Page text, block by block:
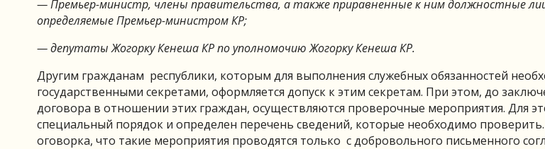
— Премьер-министр, члены правительства, а также приравненные к ним должностные
определяемые Премьер-министром КР;
— депутаты Жогорку Кенеша КР по уполномочию Жогорку Кенеша КР.
Другим гражданам республики, которым для выполнения служебных обязанностей
государственными секретами, оформляется допуск к этим секретам. При этом, до
договора в отношении этих граждан, осуществляются проверочные мероприятия. Для
специальный порядок и определен перечень сведений, которые необходимо
оговорка, что такие мероприятия проводятся только с добровольного письменного